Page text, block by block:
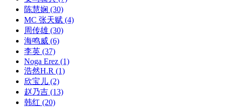
陈慧娴 (30)
MC 张天赋 (4)
周传雄 (30)
海鸣威 (6)
李英 (37)
Noga Erez (1)
浩然H.R (1)
欣宝儿 (2)
赵乃吉 (13)
韩红 (20)